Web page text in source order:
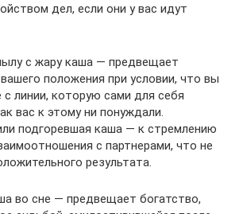
дел, если они у вас идут
с жару каша — предвещает
положения при условии, что вы
с линии, которую сами для себя
вас к этому ни понуждали.
подгоревшая каша — к стремлению
с партнерами, что не
результата.
во сне — предвещает богатство,